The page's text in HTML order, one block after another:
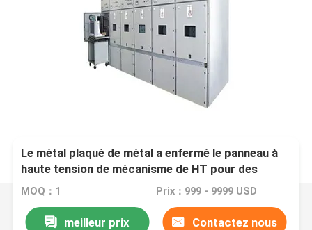
Le métal plaqué de métal a enfermé le panneau à
haute tension de mécanisme de HT pour des
centres de traitement des données
MOQ：1 Prix：999 - 9999 USD
meilleur prix Contactez nous